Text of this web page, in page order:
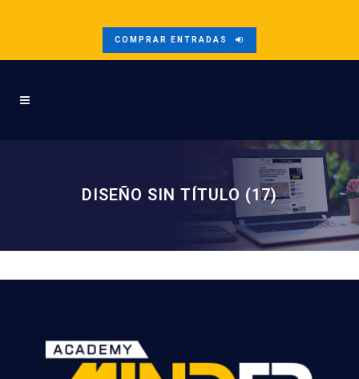
COMPRAR ENTRADAS
DISEÑO SIN TÍTULO (17)